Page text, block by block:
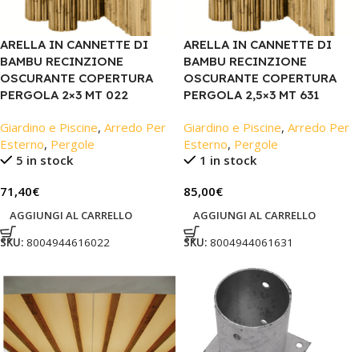
ARELLA IN CANNETTE DI
BAMBU RECINZIONE
OSCURANTE COPERTURA
PERGOLA 2×3 MT 022
Giardino e Piscine, Arredo Per
Esterno, Pergole
5 in stock
71,40€
AGGIUNGI AL CARRELLO
SKU: 8004944616022
ARELLA IN CANNETTE DI
BAMBU RECINZIONE
OSCURANTE COPERTURA
PERGOLA 2,5×3 MT 631
Giardino e Piscine, Arredo Per
Esterno, Pergole
1 in stock
85,00€
AGGIUNGI AL CARRELLO
SKU: 8004944061631